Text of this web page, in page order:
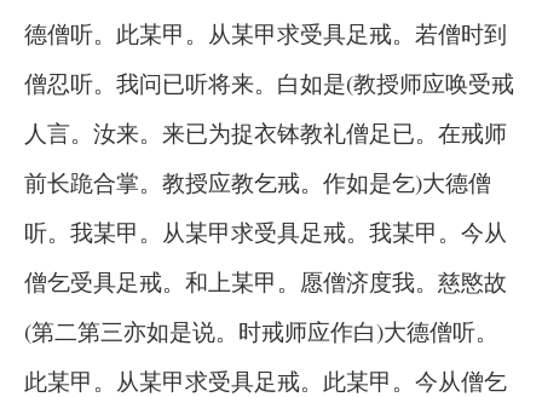
德僧听。此某甲。从某甲求受具足戒。若僧时到
僧忍听。我问已听将来。白如是(教授师应唤受戒
人言。汝来。来已为捉衣钵教礼僧足已。在戒师
前长跪合掌。教授应教乞戒。作如是乞)大德僧
听。我某甲。从某甲求受具足戒。我某甲。今从
僧乞受具足戒。和上某甲。愿僧济度我。慈愍故
(第二第三亦如是说。时戒师应作白)大德僧听。
此某甲。从某甲求受具足戒。此某甲。今从僧乞